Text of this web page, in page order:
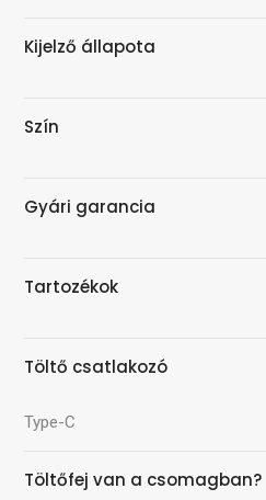
Kijelző állapota
Szín
Gyári garancia
Tartozékok
Töltő csatlakozó
Type-C
Töltőfej van a csomagban?